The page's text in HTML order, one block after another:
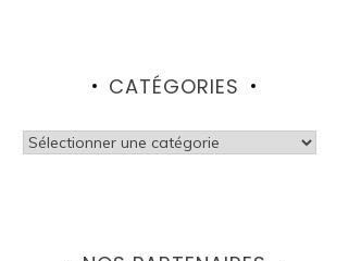
CATÉGORIES
Catégories